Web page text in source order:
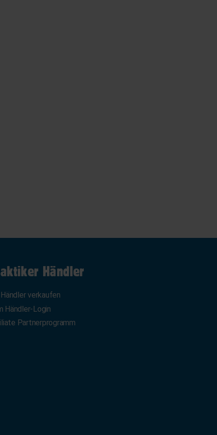
Händler
verkaufen
Händler-Login
Partnerprogramm